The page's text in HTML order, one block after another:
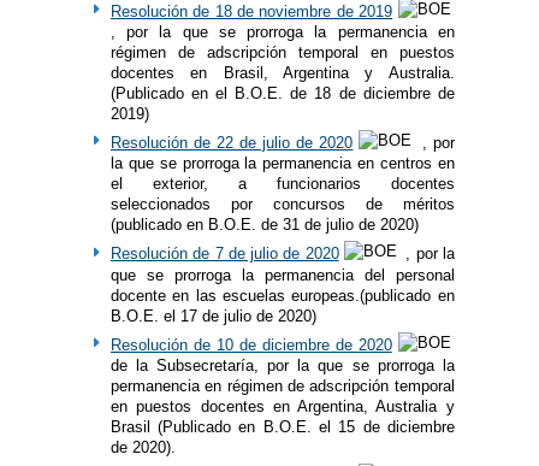
Resolución de 18 de noviembre de 2019
, por la que se prorroga la permanencia en
régimen de adscripción temporal en puestos
docentes en Brasil, Argentina y Australia.
(Publicado en el B.O.E. de 18 de diciembre de
2019)
Resolución de 22 de julio de 2020
, por
la que se prorroga la permanencia en centros en
el exterior, a funcionarios docentes
seleccionados por concursos de méritos
(publicado en B.O.E. de 31 de julio de 2020)
Resolución de 7 de julio de 2020
, por la
que se prorroga la permanencia del personal
docente en las escuelas europeas.(publicado en
B.O.E. el 17 de julio de 2020)
Resolución de 10 de diciembre de 2020
de la Subsecretaría, por la que se prorroga la
permanencia en régimen de adscripción temporal
en puestos docentes en Argentina, Australia y
Brasil (Publicado en B.O.E. el 15 de diciembre
de 2020).